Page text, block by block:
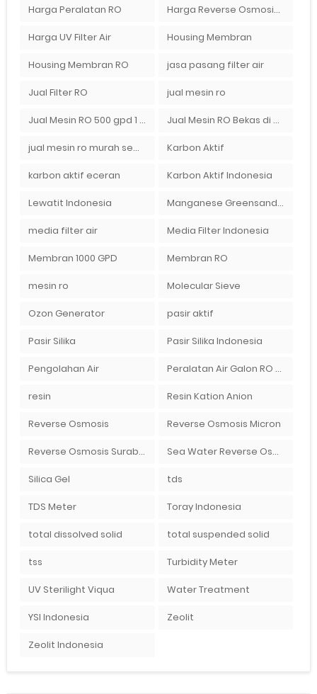
Harga Peralatan RO Harga Reverse Osmosis di Semarang
Harga UV Filter Air Housing Membran
Housing Membran RO jasa pasang filter air
Jual Filter RO jual mesin ro
Jual Mesin RO 500 gpd 1 Membran Jual Mesin RO Bekas di Medan
jual mesin ro murah semarang Karbon Aktif
karbon aktif eceran Karbon Aktif Indonesia
Lewatit Indonesia Manganese Greensand Plus
media filter air Media Filter Indonesia
Membran 1000 GPD Membran RO
mesin ro Molecular Sieve
Ozon Generator pasir aktif
Pasir Silika Pasir Silika Indonesia
Pengolahan Air Peralatan Air Galon RO Palembang
resin Resin Kation Anion
Reverse Osmosis Reverse Osmosis Micron
Reverse Osmosis Surabaya Sea Water Reverse Osmosis
Silica Gel tds
TDS Meter Toray Indonesia
total dissolved solid total suspended solid
tss Turbidity Meter
UV Sterilight Viqua Water Treatment
YSI Indonesia Zeolit
Zeolit Indonesia